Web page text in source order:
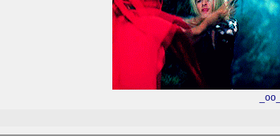
_oo_|